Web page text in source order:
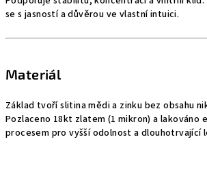
se s jasností a důvěrou ve vlastní intuici.
Materiál
Základ tvoří slitina mědi a zinku bez obsahu
Pozlaceno 18kt zlatem (1 mikron) a
procesem pro vyšší odolnost a dlouhotrvající